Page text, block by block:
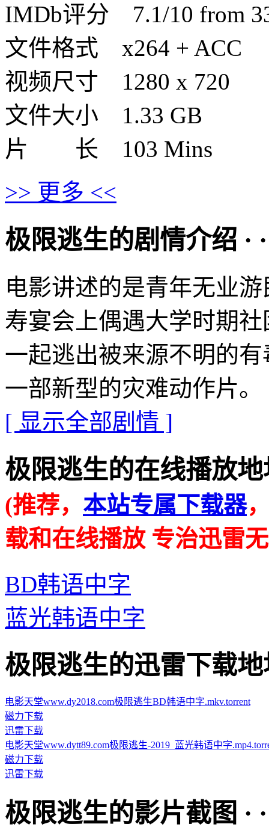
IMDb评分 7.1/10 from
文件格式 x264 + ACC
视频尺寸 1280 x 720
文件大小 1.33 GB
片 长 103 Mins
>> 更多 <<
极限逃生的剧情介绍 · ·
电影讲述的是青年无业
寿宴会上偶遇大学时期
一起逃出被来源不明的
一部新型的灾难动作片。
[ 显示全部剧情 ]
极限逃生的在线播放地
(推荐， 本站专属下载器
载和在线播放 专治迅雷
BD韩语中字
蓝光韩语中字
极限逃生的迅雷下载地
电影天堂www.dy2018.com极限逃生BD韩语中字.mkv.torrent
磁力下载
迅雷下载
电影天堂www.dytt89.com极限逃生-2019_蓝光韩语中字
磁力下载
迅雷下载
极限逃生的影片截图 · ·